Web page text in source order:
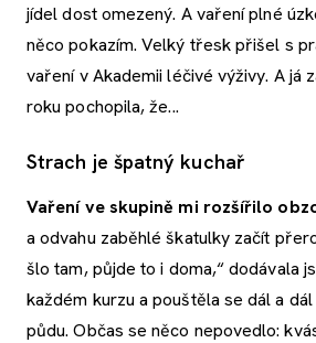
jídel dost omezený. A vaření plné
něco pokazím. Velký třesk přišel s
vaření v Akademii léčivé výživy. A já
roku pochopila, že...
Strach je špatný kuchař
Vaření ve skupině mi rozšířilo
a odvahu zaběhlé škatulky začít
šlo tam, půjde to i doma,“ dodávala
každém kurzu a pouštěla se dál a
půdu. Občas se něco nepovedlo: